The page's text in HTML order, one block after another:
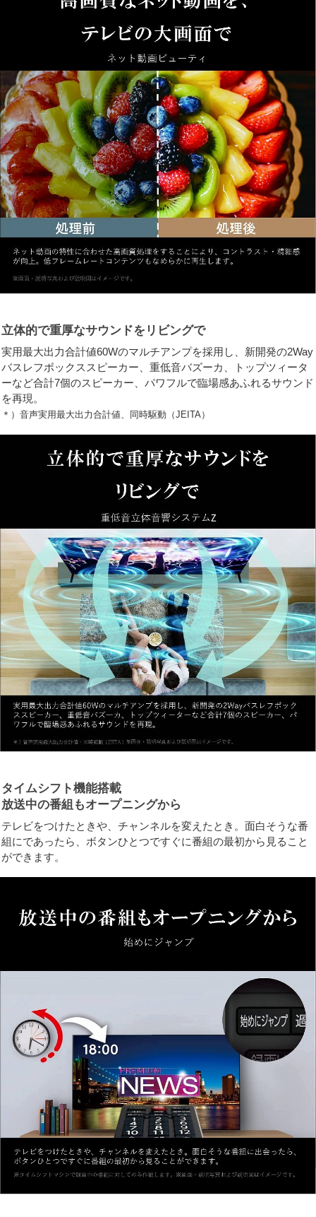
立体的で重厚なサウンドをリビングで
実用最大出力合計値60Wのマルチアンプを採用し、新開発の2Way
バスレフボックススピーカー、重低音バズーカ、トップツィータ
ーなど合計7個のスピーカー、パワフルで臨場感あふれるサウンド
を再現。
＊）音声実用最大出力合計値、同時駆動（JEITA）
タイムシフト機能搭載
放送中の番組もオープニングから
テレビをつけたときや、チャンネルを変えたとき。面白そうな番
組にであったら、ボタンひとつですぐに番組の最初から見ること
ができます。